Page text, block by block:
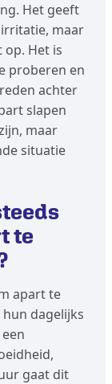
Het geeft
maar
Het is
proberen en
achter
slapen
maar
situatie
te
apart te
dagelijks
gaat dit